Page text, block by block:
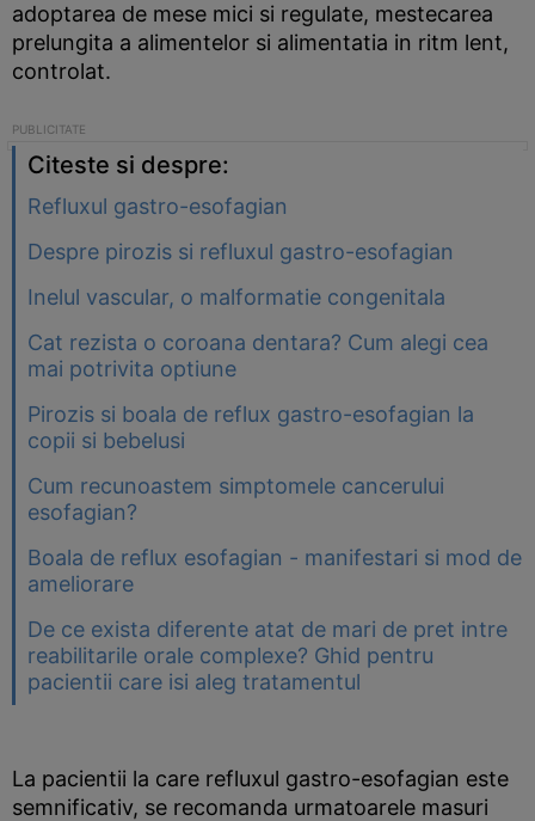
adoptarea de mese mici si regulate, mestecarea
prelungita a alimentelor si alimentatia in ritm lent,
controlat.
Citeste si despre:
Refluxul gastro-esofagian
Despre pirozis si refluxul gastro-esofagian
Inelul vascular, o malformatie congenitala
Cat rezista o coroana dentara? Cum alegi cea
mai potrivita optiune
Pirozis si boala de reflux gastro-esofagian la
copii si bebelusi
Cum recunoastem simptomele cancerului
esofagian?
Boala de reflux esofagian - manifestari si mod de
ameliorare
De ce exista diferente atat de mari de pret intre
reabilitarile orale complexe? Ghid pentru
pacientii care isi aleg tratamentul
La pacientii la care refluxul gastro-esofagian este
semnificativ, se recomanda urmatoarele masuri